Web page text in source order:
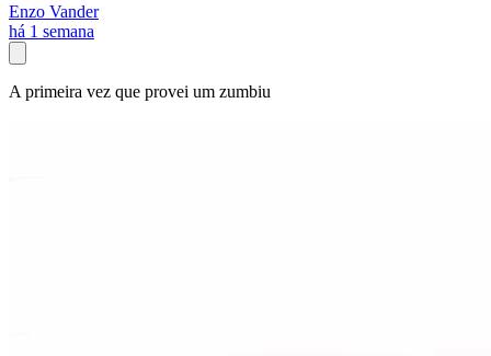
Enzo Vander
há 1 semana
A primeira vez que provei um zumbiu